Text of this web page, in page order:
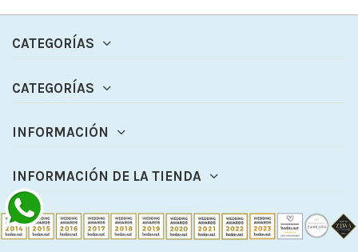
CATEGORÍAS
CATEGORÍAS
INFORMACIÓN
INFORMACIÓN DE LA TIENDA